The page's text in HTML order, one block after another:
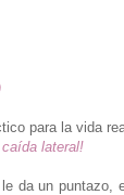
para la vida
lateral!
da un puntazo,